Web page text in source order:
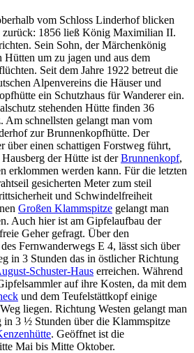
vom Schloss Linderhof blicken
zurück: 1856 ließ König Maximilian II.
Sein Sohn, der Märchenkönig
um zu jagen und aus dem
Seit dem Jahre 1922 betreut die
Alpenvereins die Häuser und
ein Schutzhaus für Wanderer ein.
stehenden Hütte finden 36
Am schnellsten gelangt man vom
zur Brunnenkopfhütte. Der
über einen schattigen Forstweg führt,
der Hütte ist derBrunnenkopf,
erklommen werden kann. Für die letzten
gesicherten Meter zum steil
und Schwindelfreiheit
Großen Klammspitze gelangt man
Auch hier ist am Gipfelaufbau der
Geher gefragt. Über den
Fernwanderwegs E 4, lässt sich über
in 3 Stunden das in östlicher Richtung
Schuster-Haus erreichen. Während
auf ihre Kosten, da mit dem
und dem Teufelstättkopf einige
liegen. Richtung Westen gelangt man
3 ½ Stunden über die Klammspitze
. Geöffnet ist die
Mai bis Mitte Oktober.